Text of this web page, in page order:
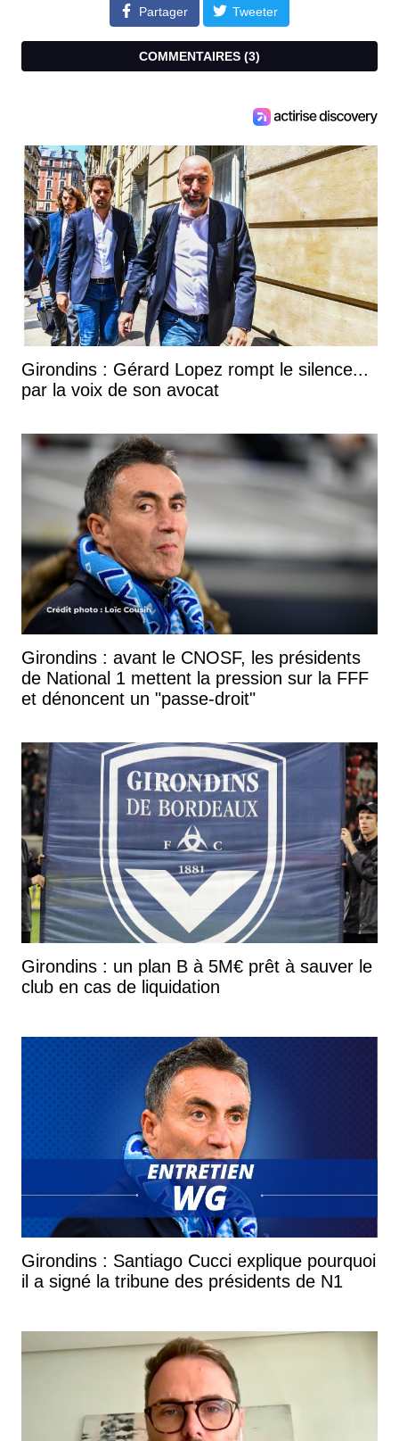
Partager Tweeter
COMMENTAIRES (3)
Girondins : Gérard Lopez rompt le silence...
par la voix de son avocat
Girondins : avant le CNOSF, les présidents
de National 1 mettent la pression sur la FFF
et dénoncent un "passe-droit"
Girondins : un plan B à 5M€ prêt à sauver le
club en cas de liquidation
Girondins : Santiago Cucci explique pourquoi
il a signé la tribune des présidents de N1